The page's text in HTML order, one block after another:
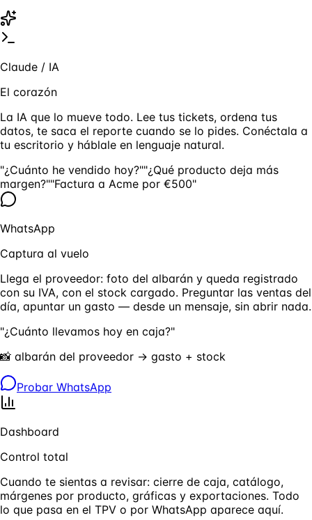
Claude / IA
El corazón
La IA que lo mueve todo. Lee tus tickets, ordena tus
datos, te saca el reporte cuando se lo pides. Conéctala a
tu escritorio y háblale en lenguaje natural.
"¿Cuánto he vendido hoy?""¿Qué producto deja más
margen?""Factura a Acme por €500"
WhatsApp
Captura al vuelo
Llega el proveedor: foto del albarán y queda registrado
con su IVA, con el stock cargado. Preguntar las ventas del
día, apuntar un gasto — desde un mensaje, sin abrir nada.
"¿Cuánto llevamos hoy en caja?"
📸 albarán del proveedor → gasto + stock
Probar WhatsApp
Dashboard
Control total
Cuando te sientas a revisar: cierre de caja, catálogo,
márgenes por producto, gráficas y exportaciones. Todo
lo que pasa en el TPV o por WhatsApp aparece aquí.